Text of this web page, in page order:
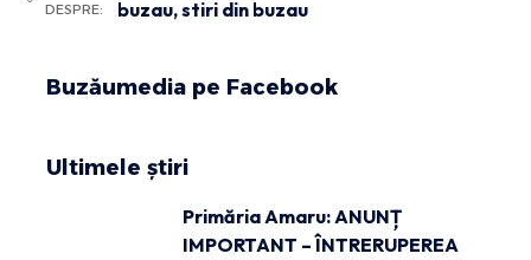
DESPRE:
buzau,stiri din buzau
Buzăumedia pe Facebook
Ultimele știri
Primăria Amaru: ANUNȚ
IMPORTANT – ÎNTRERUPEREA